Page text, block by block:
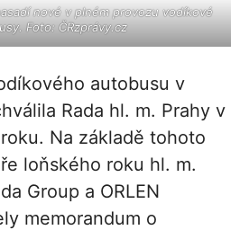
nové v plném provozu vodíkové
Foto: ČRzprávy.cz
autobusu v
Rada hl. m. Prahy v
Na základě tohoto
loňského roku hl. m.
Group a ORLEN
memorandum o